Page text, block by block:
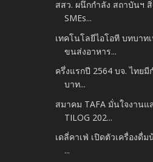
สสว. ผนึกกำลัง สถาบันฯ
SMEs...
เทคโนโลยีไอโอที บทบา
ขนส่งอาหาร...
ครึ่งแรกปี 2564 บจ. ไทย
บาท...
สมาคม TAFA มั่นใจงาน
TILOG 202...
เดลี่คาเฟ่ เปิดตัวเครื่องดื่
...